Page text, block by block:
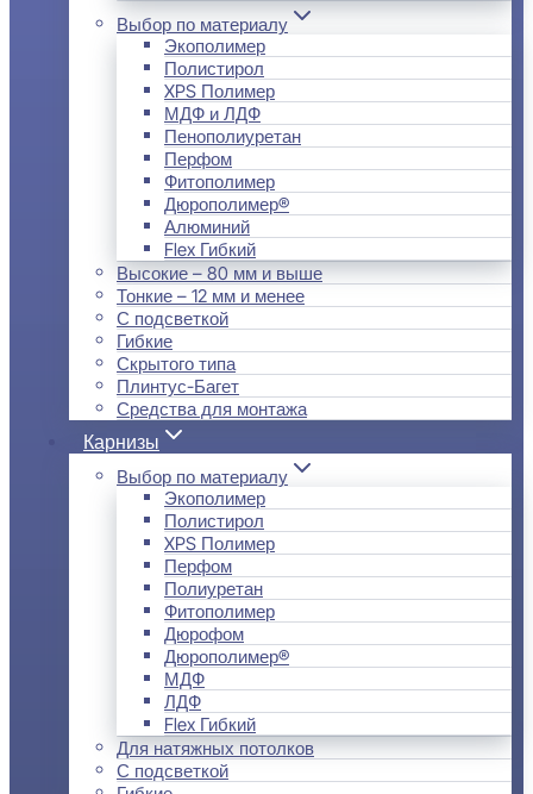
Выбор по материалу
Экополимер
Полистирол
XPS Полимер
МДФ и ЛДФ
Пенополиуретан
Перфом
Фитополимер
Дюрополимер®
Алюминий
Flex Гибкий
Высокие – 80 мм и выше
Тонкие – 12 мм и менее
С подсветкой
Гибкие
Скрытого типа
Плинтус-Багет
Средства для монтажа
Карнизы
Выбор по материалу
Экополимер
Полистирол
XPS Полимер
Перфом
Полиуретан
Фитополимер
Дюрофом
Дюрополимер®
МДФ
ЛДФ
Flex Гибкий
Для натяжных потолков
С подсветкой